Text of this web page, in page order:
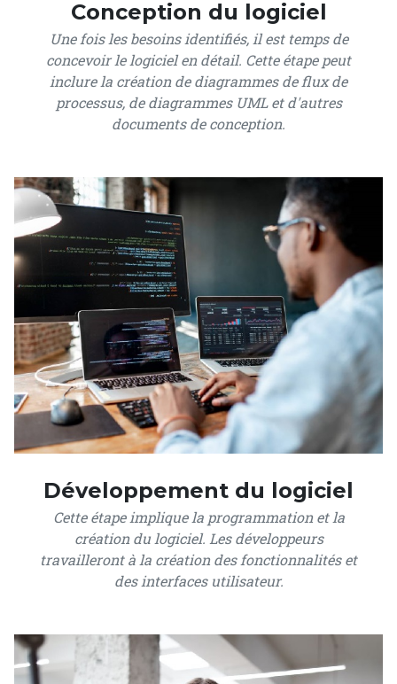
Conception du logiciel
Une fois les besoins identifiés, il est temps de
concevoir le logiciel en détail. Cette étape peut
inclure la création de diagrammes de flux de
processus, de diagrammes UML et d'autres
documents de conception.
Développement du logiciel
Cette étape implique la programmation et la
création du logiciel. Les développeurs
travailleront à la création des fonctionnalités et
des interfaces utilisateur.